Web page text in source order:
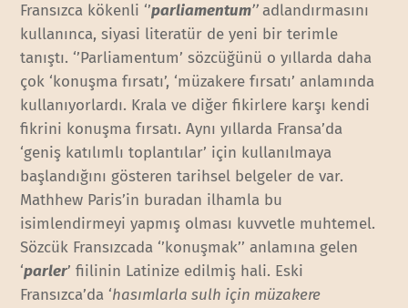
Fransızca kökenli ‘’parliamentum’’adlandırmasını
kullanınca, siyasi literatür de yeni bir terimle
tanıştı. ‘’Parliamentum’ sözcüğünü o yıllarda daha
çok ‘konuşma fırsatı’, ‘müzakere fırsatı’ anlamında
kullanıyorlardı. Krala ve diğer fikirlere karşı kendi
fikrini konuşma fırsatı. Aynı yıllarda Fransa’da
‘geniş katılımlı toplantılar’ için kullanılmaya
başlandığını gösteren tarihsel belgeler de var.
Mathhew Paris’in buradan ilhamla bu
isimlendirmeyi yapmış olması kuvvetle muhtemel.
Sözcük Fransızcada ‘’konuşmak’’ anlamına gelen
‘parler’ fiilinin Latinize edilmiş hali. Eski
Fransızca’da ‘hasımlarla sulh için müzakere